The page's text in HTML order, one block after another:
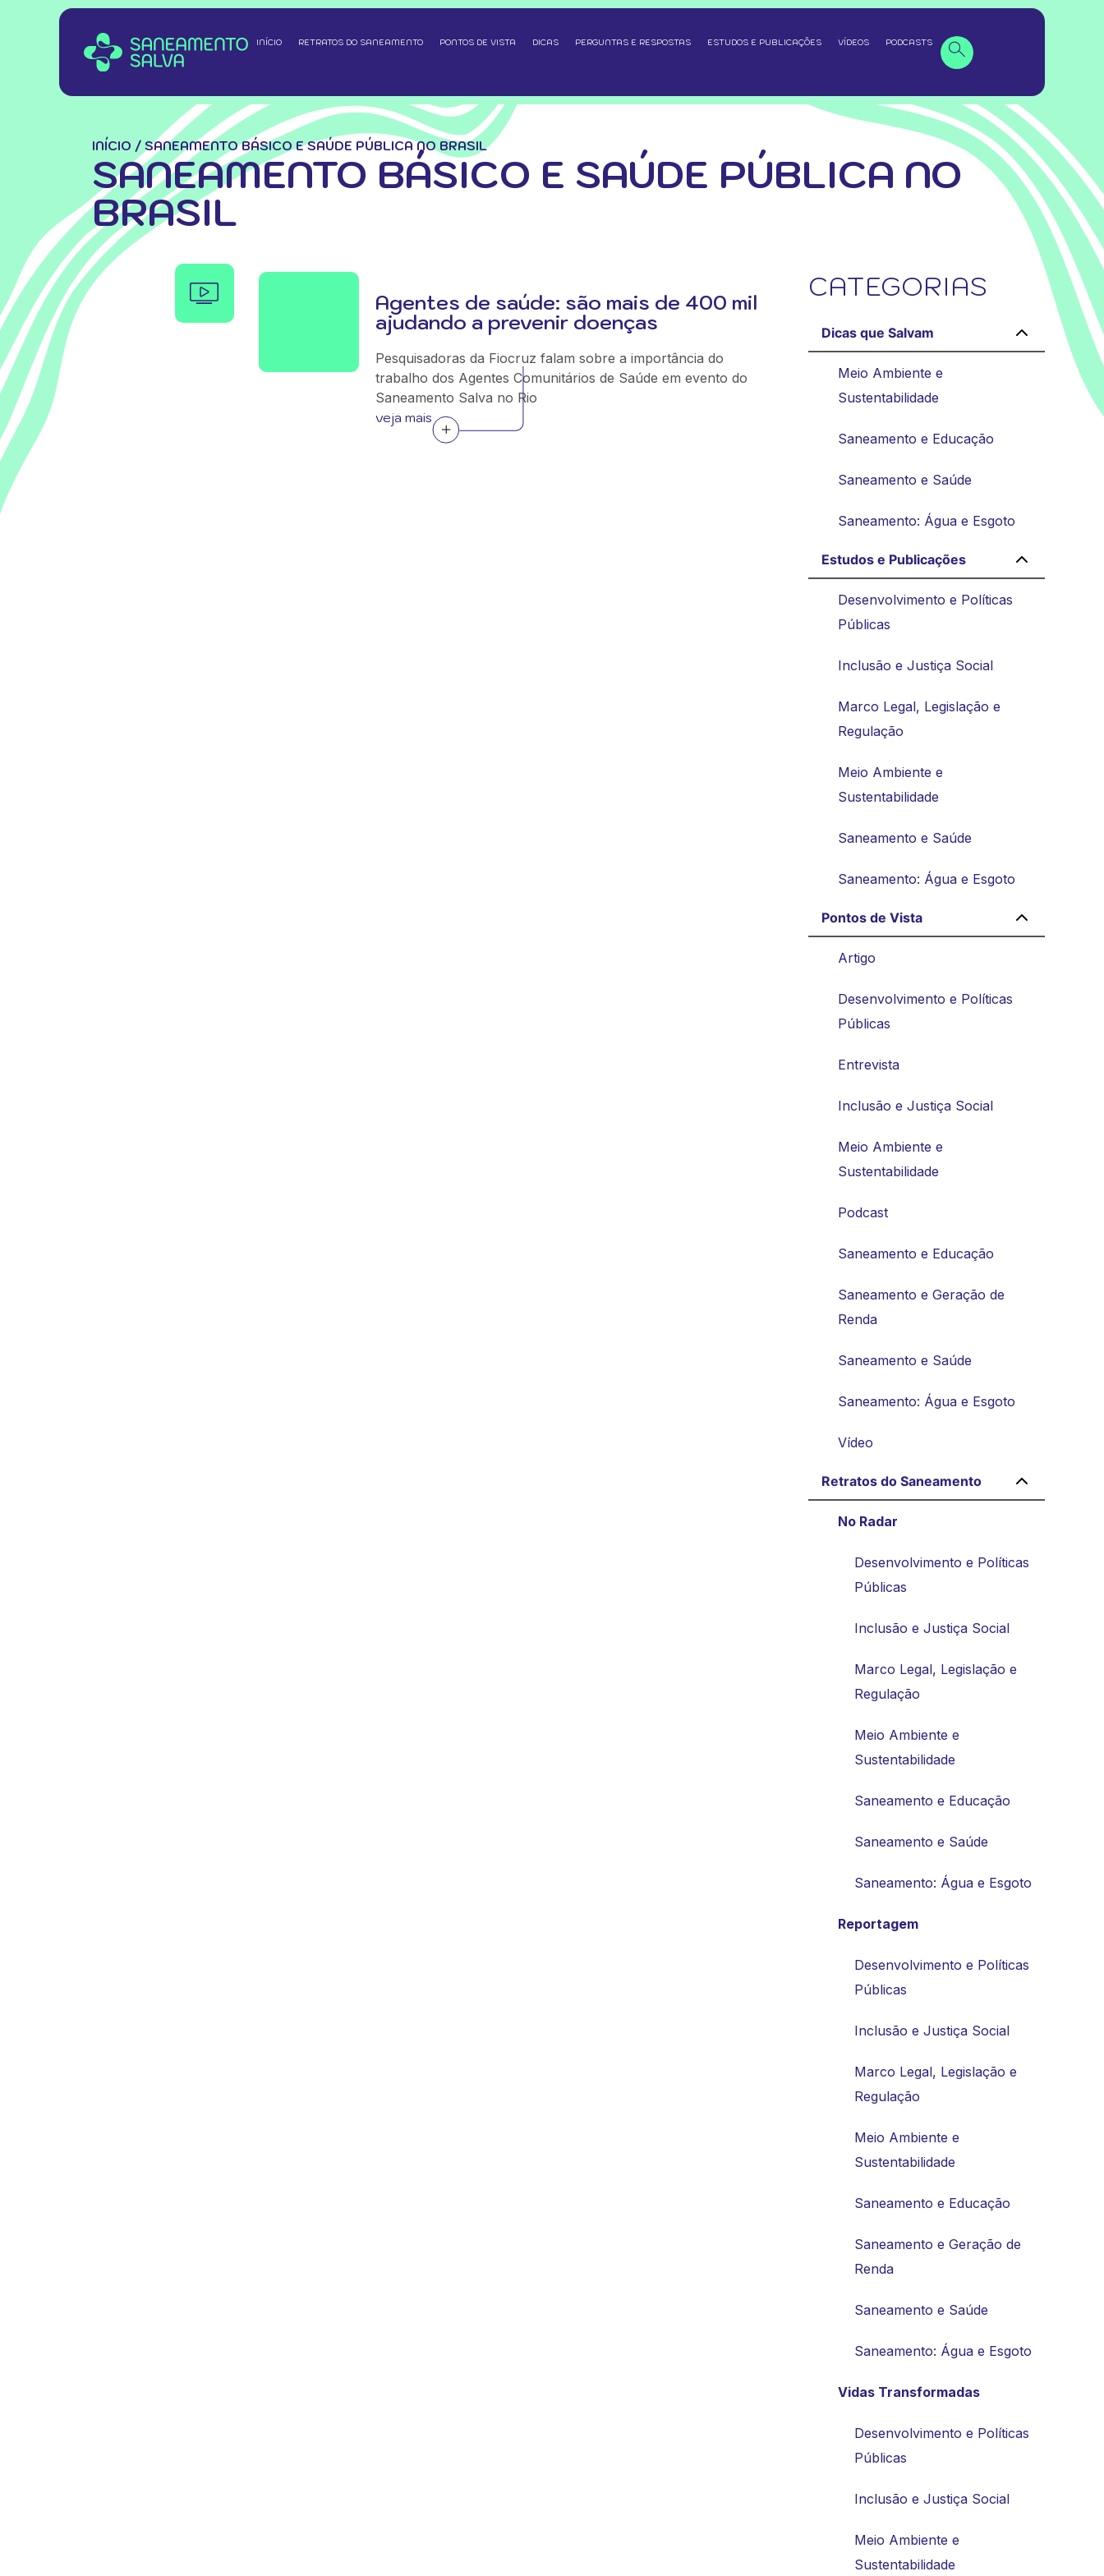
INÍCIO RETRATOS DO SANEAMENTO PONTOS DE VISTA DICAS PERGUNTAS E RESPOSTAS ESTUDOS E PUBLICAÇÕES VÍDEOS PODCASTS
INÍCIO / SANEAMENTO BÁSICO E SAÚDE PÚBLICA NO BRASIL
SANEAMENTO BÁSICO E SAÚDE PÚBLICA NO
BRASIL
Agentes de saúde: são mais de 400 mil
ajudando a prevenir doenças
Pesquisadoras da Fiocruz falam sobre a importância do
trabalho dos Agentes Comunitários de Saúde em evento do
Saneamento Salva no Rio
veja mais
CATEGORIAS
Dicas que Salvam
Meio Ambiente e
Sustentabilidade
Saneamento e Educação
Saneamento e Saúde
Saneamento: Água e Esgoto
Estudos e Publicações
Desenvolvimento e Políticas
Públicas
Inclusão e Justiça Social
Marco Legal, Legislação e
Regulação
Meio Ambiente e
Sustentabilidade
Saneamento e Saúde
Saneamento: Água e Esgoto
Pontos de Vista
Artigo
Desenvolvimento e Políticas
Públicas
Entrevista
Inclusão e Justiça Social
Meio Ambiente e
Sustentabilidade
Podcast
Saneamento e Educação
Saneamento e Geração de
Renda
Saneamento e Saúde
Saneamento: Água e Esgoto
Vídeo
Retratos do Saneamento
No Radar
Desenvolvimento e Políticas
Públicas
Inclusão e Justiça Social
Marco Legal, Legislação e
Regulação
Meio Ambiente e
Sustentabilidade
Saneamento e Educação
Saneamento e Saúde
Saneamento: Água e Esgoto
Reportagem
Desenvolvimento e Políticas
Públicas
Inclusão e Justiça Social
Marco Legal, Legislação e
Regulação
Meio Ambiente e
Sustentabilidade
Saneamento e Educação
Saneamento e Geração de
Renda
Saneamento e Saúde
Saneamento: Água e Esgoto
Vidas Transformadas
Desenvolvimento e Políticas
Públicas
Inclusão e Justiça Social
Meio Ambiente e
Sustentabilidade